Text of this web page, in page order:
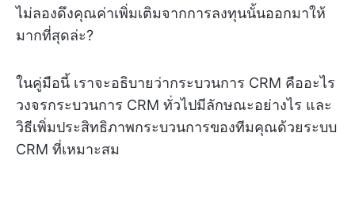
ไม่ลองดึงคุณค่าเพิ่มเติมจากการลงทุนนั้นออกมาให้
มากที่สุดล่ะ?
ในคู่มือนี้ เราจะอธิบายว่ากระบวนการ CRM คืออะไร
วงจรกระบวนการ CRM ทั่วไปมีลักษณะอย่างไร และ
วิธีเพิ่มประสิทธิภาพกระบวนการของทีมคุณด้วยระบบ
CRM ที่เหมาะสม